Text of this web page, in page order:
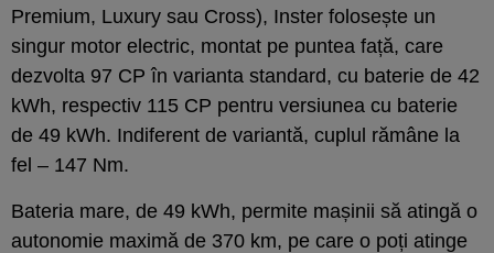
Premium, Luxury sau Cross), Inster folosește un
singur motor electric, montat pe puntea față, care
dezvolta 97 CP în varianta standard, cu baterie de 42
kWh, respectiv 115 CP pentru versiunea cu baterie
de 49 kWh. Indiferent de variantă, cuplul rămâne la
fel – 147 Nm.
Bateria mare, de 49 kWh, permite mașinii să atingă o
autonomie maximă de 370 km, pe care o poți atinge